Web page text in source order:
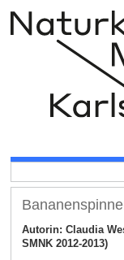
Autorin: Claudia
SMNK 2012-2013)